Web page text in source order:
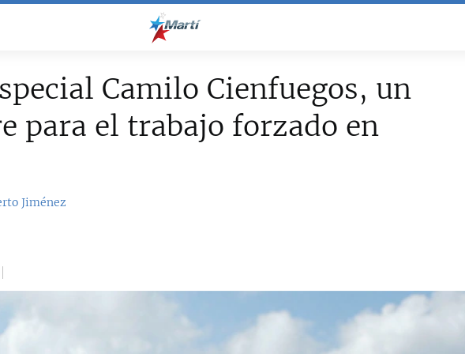
Camilo Cienfuegos, un
para el trabajo forzado en
Jiménez